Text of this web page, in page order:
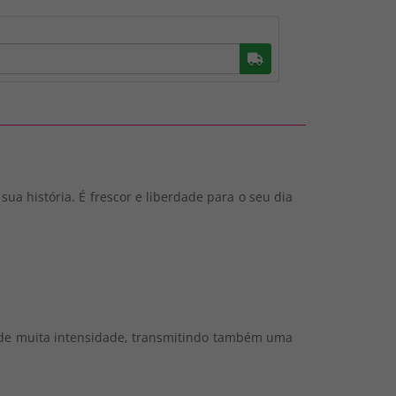
Buscar
história. É frescor e liberdade para o seu dia
muita intensidade, transmitindo também uma